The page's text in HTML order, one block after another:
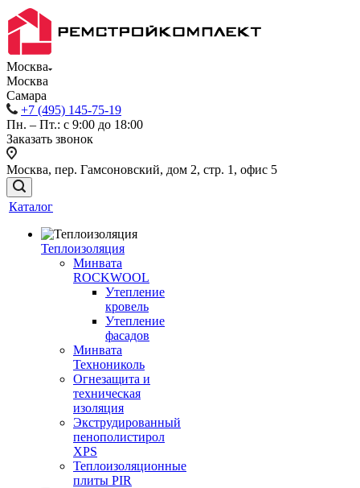
Москва
Москва
Самара
+7 (495) 145-75-19
Пн. – Пт.: с 9:00 до 18:00
Заказать звонок
Москва, пер. Гамсоновский, дом 2, стр. 1, офис 5
Каталог
Теплоизоляция
Минвата
ROCKWOOL
Утепление
кровель
Утепление
фасадов
Минвата
Технониколь
Огнезащита и
техническая
изоляция
Экструдированный
пенополистирол
XPS
Теплоизоляционные
плиты PIR